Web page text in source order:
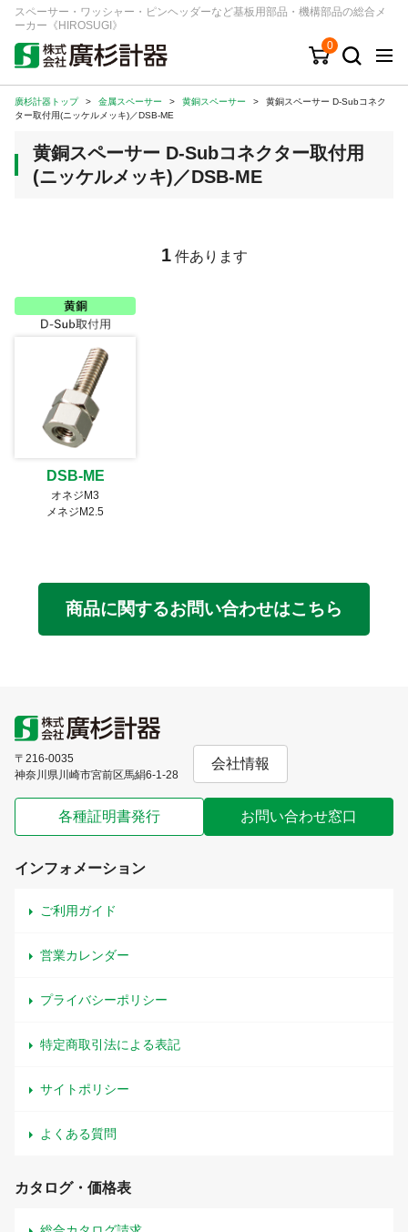
スペーサー・ワッシャー・ピンヘッダーなど基板用部品・機構部品の総合メ
ーカー《HIROSUGI》
0
キーワード 品番/シリーズ
商品カテゴリから探す
ジャンルから探す
注文・見積りについて
ご利用ガイド
お問い合わせ窓口
会社情報
廣杉計器トップ > 金属スペーサー > 黄銅スペーサー >
黄銅スペーサー D-Subコネク
ター取付用(ニッケルメッキ)／DSB-ME
黄銅スペーサー D-Subコネクター取付用
(ニッケルメッキ)／DSB-ME
1 件あります
DSB-ME
オネジM3
メネジM2.5
商品に関するお問い合わせはこちら
〒216-0035
神奈川県川崎市宮前区馬絹6-1-28
会社情報
各種証明書発行 お問い合わせ窓口
インフォメーション
ご利用ガイド
営業カレンダー
プライバシーポリシー
特定商取引法による表記
サイトポリシー
よくある質問
カタログ・価格表